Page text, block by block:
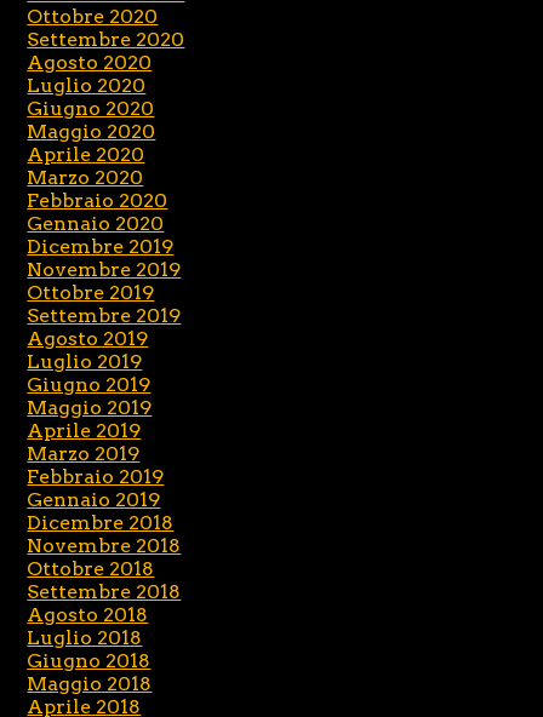
Ottobre 2020
Settembre 2020
Agosto 2020
Luglio 2020
Giugno 2020
Maggio 2020
Aprile 2020
Marzo 2020
Febbraio 2020
Gennaio 2020
Dicembre 2019
Novembre 2019
Ottobre 2019
Settembre 2019
Agosto 2019
Luglio 2019
Giugno 2019
Maggio 2019
Aprile 2019
Marzo 2019
Febbraio 2019
Gennaio 2019
Dicembre 2018
Novembre 2018
Ottobre 2018
Settembre 2018
Agosto 2018
Luglio 2018
Giugno 2018
Maggio 2018
Aprile 2018